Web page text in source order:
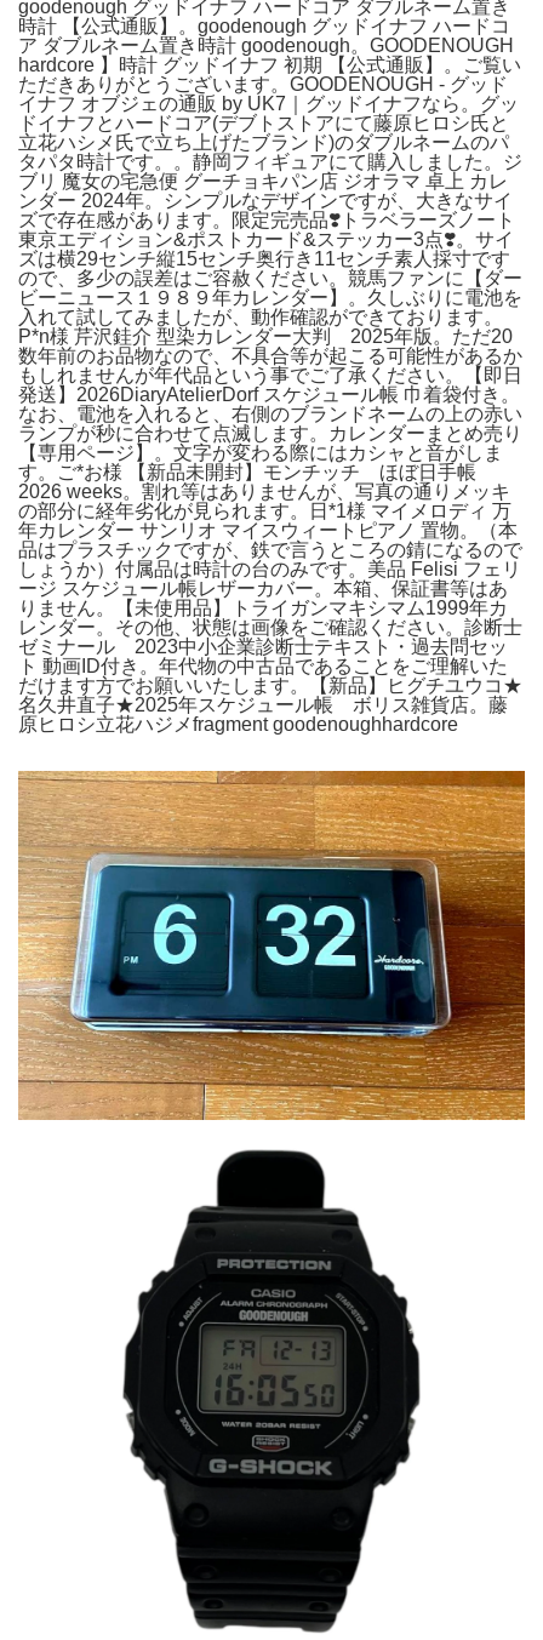
goodenough グッドイナフ ハードコア ダブルネーム置き
時計 【公式通販】。goodenough グッドイナフ ハードコ
ア ダブルネーム置き時計 goodenough。GOODENOUGH
hardcore 】時計 グッドイナフ 初期 【公式通販】。ご覧い
ただきありがとうございます。GOODENOUGH - グッド
イナフ オブジェの通販 by UK7｜グッドイナフなら。グッ
ドイナフとハードコア(デブトストアにて藤原ヒロシ氏と
立花ハシメ氏で立ち上げたブランド)のダブルネームのパ
タパタ時計です。。静岡フィギュアにて購入しました。ジ
ブリ 魔女の宅急便 グーチョキパン店 ジオラマ 卓上 カレ
ンダー 2024年。シンプルなデザインですが、大きなサイ
ズで存在感があります。限定完売品❣️トラベラーズノート
東京エディション&ポストカード&ステッカー3点❣️。サイ
ズは横29センチ縦15センチ奥行き11センチ素人採寸です
ので、多少の誤差はご容赦ください。競馬ファンに【ダー
ビーニュース１９８９年カレンダー】。久しぶりに電池を
入れて試してみましたが、動作確認ができております。
P*n様 芹沢銈介 型染カレンダー大判 2025年版。ただ20
数年前のお品物なので、不具合等が起こる可能性があるか
もしれませんが年代品という事でご了承ください。【即日
発送】2026DiaryAtelierDorf スケジュール帳 巾着袋付き。
なお、電池を入れると、右側のブランドネームの上の赤い
ランプが秒に合わせて点滅します。カレンダーまとめ売り
【専用ページ】。文字が変わる際にはカシャと音がしま
す。ご*お様 【新品未開封】モンチッチ ほぼ日手帳
2026 weeks。割れ等はありませんが、写真の通りメッキ
の部分に経年劣化が見られます。日*1様 マイメロディ 万
年カレンダー サンリオ マイスウィートピアノ 置物。（本
品はプラスチックですが、鉄で言うところの錆になるので
しょうか）付属品は時計の台のみです。美品 Felisi フェリ
ージ スケジュール帳レザーカバー。本箱、保証書等はあ
りません。【未使用品】トライガンマキシマム1999年カ
レンダー。その他、状態は画像をご確認ください。診断士
ゼミナール 2023中小企業診断士テキスト・過去問セッ
ト 動画ID付き。年代物の中古品であることをご理解いた
だけます方でお願いいたします。【新品】ヒグチユウコ★
名久井直子★2025年スケジュール帳 ボリス雑貨店。藤
原ヒロシ立花ハジメfragment goodenoughhardcore